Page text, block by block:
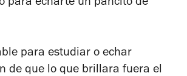
para echarte un pancito de
para estudiar o echar
de que lo que brillara fuera el